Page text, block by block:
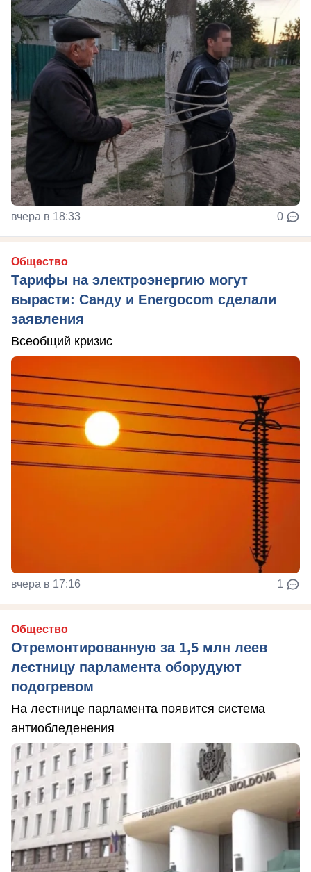
вчера в 18:33 0
Общество
Тарифы на электроэнергию могут
вырасти: Санду и Energocom сделали
заявления
Всеобщий кризис
вчера в 17:16 1
Общество
Отремонтированную за 1,5 млн леев
лестницу парламента оборудуют
подогревом
На лестнице парламента появится система
антиобледенения